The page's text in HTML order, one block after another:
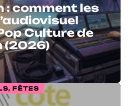
: comment les
Culture de
(2026)
FÊTES